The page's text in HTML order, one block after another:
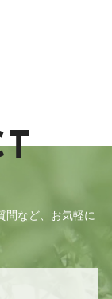
問など、お気軽に